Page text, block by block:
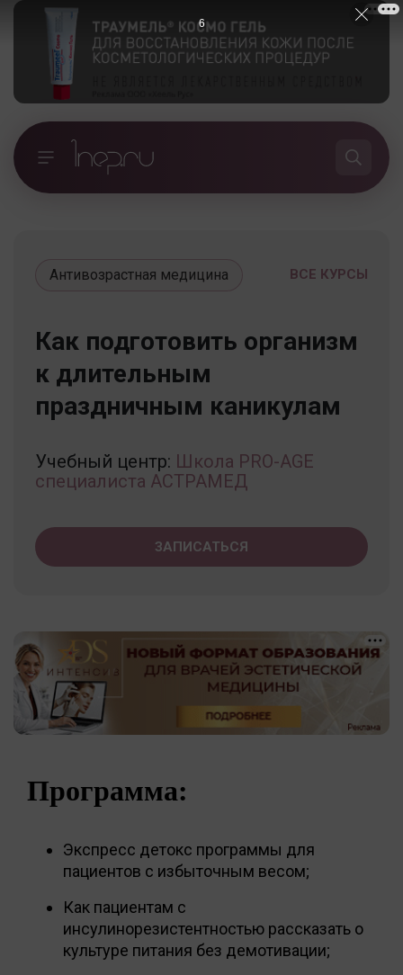
ВСЕ КУРСЫ
Антивозрастная медицина
Как подготовить организм
к длительным
праздничным каникулам
Учебный центр: Школа PRO-AGE
специалиста АСТРАМЕД
ЗАПИСАТЬСЯ
Программа:
Экспресс детокс программы для
пациентов с избыточным весом;
Как пациентам с
инсулинорезистентностью рассказать о
культуре питания без демотивации;
5